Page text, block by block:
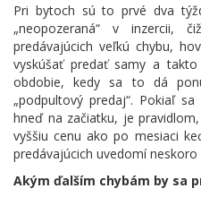
Pri bytoch sú to prvé dva
„neopozeraná“ v inzercii,
predávajúcich veľkú chybu,
vyskúšať predať samy a
obdobie, kedy sa to dá
„podpultový predaj“. Pokiaľ
hneď na začiatku, je
vyššiu cenu ako po mesiaci
predávajúcich uvedomí
Akým ďalším chybám by sa